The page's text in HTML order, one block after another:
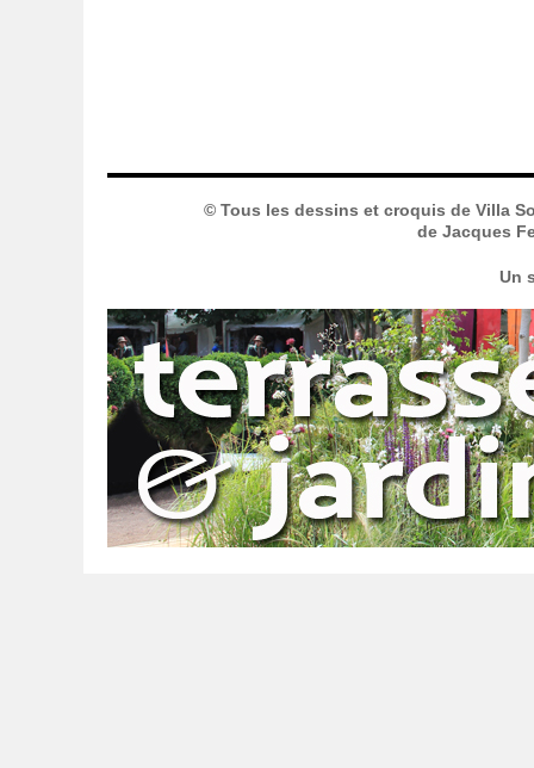
© Tous les dessins et croquis de Villa
de Jacques
Un